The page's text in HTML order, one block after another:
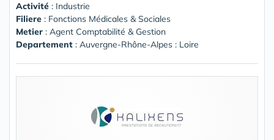
Activité : Industrie
Filiere : Fonctions Médicales & Sociales
Metier : Agent Comptabilité & Gestion
Departement : Auvergne-Rhône-Alpes : Loire